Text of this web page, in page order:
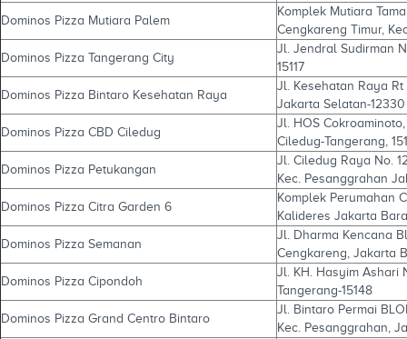
Dominos Pizza Mutiara Palem
Komplek Mutiara
Cengkareng Timur,
Dominos Pizza Tangerang City
Jl. Jendral Sudirman
15117
Dominos Pizza Bintaro Kesehatan Raya
Jl. Kesehatan Raya
Jakarta Selatan-12330
Dominos Pizza CBD Ciledug
Jl. HOS
Ciledug-Tangerang,
Dominos Pizza Petukangan
Jl. Ciledug Raya No.
Kec. Pesanggrahan
Dominos Pizza Citra Garden 6
Komplek Perumahan
Kalideres Jakarta
Dominos Pizza Semanan
Jl. Dharma Kencana
Cengkareng, Jakarta
Dominos Pizza Cipondoh
Jl. KH. Hasyim Ashari
Tangerang-15148
Dominos Pizza Grand Centro Bintaro
Jl. Bintaro Permai
Kec. Pesanggrahan,